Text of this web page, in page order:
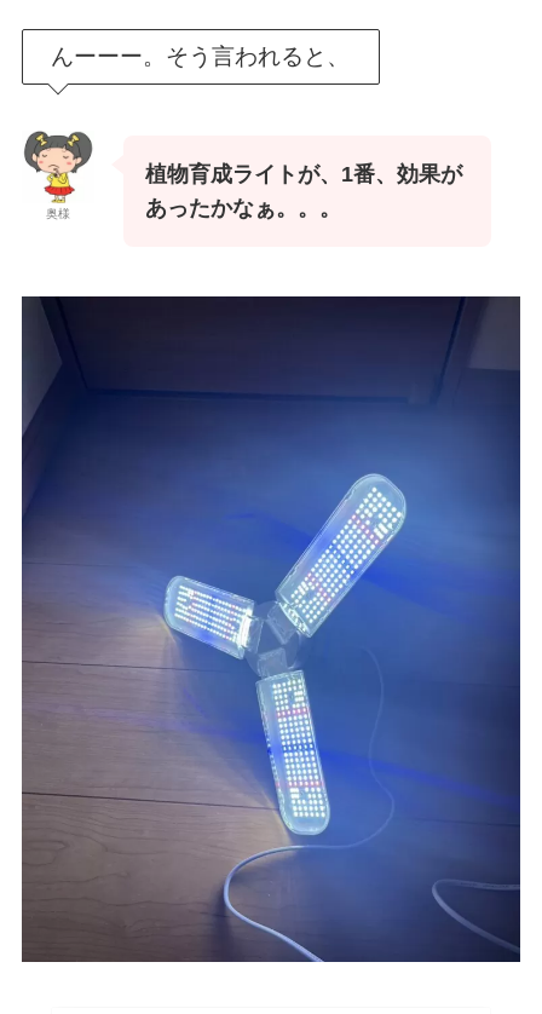
んーーー。そう言われると、
奥様
植物育成ライトが、1番、効果が
あったかなぁ。。。